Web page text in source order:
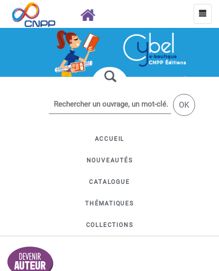
OK
ACCUEIL
NOUVEAUTÉS
CATALOGUE
THÉMATIQUES
COLLECTIONS